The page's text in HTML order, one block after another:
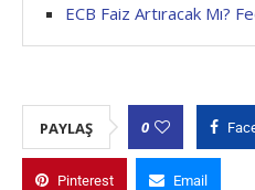
ECB Faiz Artıracak Mı?
PAYLAŞ 0
Pinterest Email